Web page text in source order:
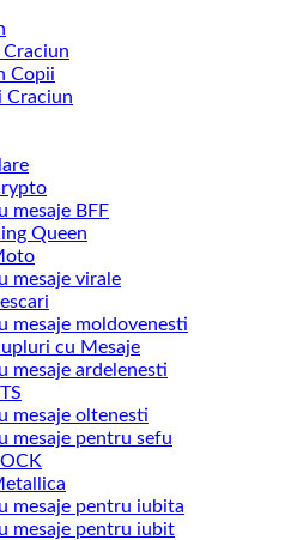
Copii
Craciun
mesaje BFF
Queen
mesaje virale
mesaje moldovenesti
cu Mesaje
mesaje ardelenesti
mesaje oltenesti
mesaje pentru sefu
mesaje pentru iubita
mesaje pentru iubit